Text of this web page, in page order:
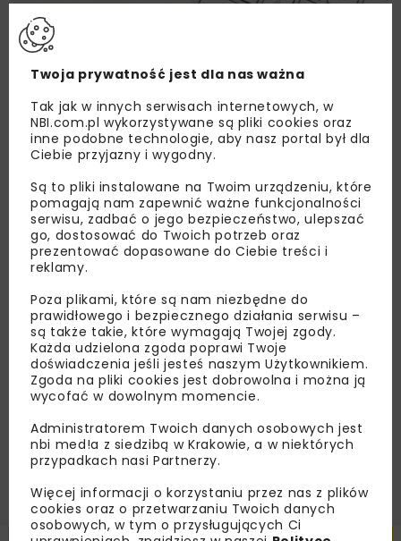
Lubisz wiedzieć więcej?
Zapisz się do newslettera aby otrzymywać od
nas najlepsze informacje branżowe,
zaproszenia na wydarzenia, atrakcyjne oferty i
dedykowane akcje specjalne.
Zapoznałam/em się zPolityką Prywatnościi
Regulaminemoraz wyrażam zgodę na otrzymywanie na
podany przeze mnie adres e-mail korespondencji
handlowej w postaci newslettera.
ZAPISZ MNIE
Twoja prywatność jest dla nas ważna
Tak jak w innych serwisach internetowych, w
NBI.com.pl wykorzystywane są pliki cookies oraz
inne podobne technologie, aby nasz portal był dla
Ciebie przyjazny i wygodny.
Są to pliki instalowane na Twoim urządzeniu, które
pomagają nam zapewnić ważne funkcjonalności
serwisu, zadbać o jego bezpieczeństwo, ulepszać
go, dostosować do Twoich potrzeb oraz
prezentować dopasowane do Ciebie treści i
reklamy.
Poza plikami, które są nam niezbędne do
prawidłowego i bezpiecznego działania serwisu –
są także takie, które wymagają Twojej zgody.
Każda udzielona zgoda poprawi Twoje
doświadczenia jeśli jesteś naszym Użytkownikiem.
Zgoda na pliki cookies jest dobrowolna i można ją
wycofać w dowolnym momencie.
Administratorem Twoich danych osobowych jest
nbi med!a z siedzibą w Krakowie, a w niektórych
przypadkach nasi Partnerzy.
Więcej informacji o korzystaniu przez nas z plików
cookies oraz o przetwarzaniu Twoich danych
osobowych, w tym o przysługujących Ci